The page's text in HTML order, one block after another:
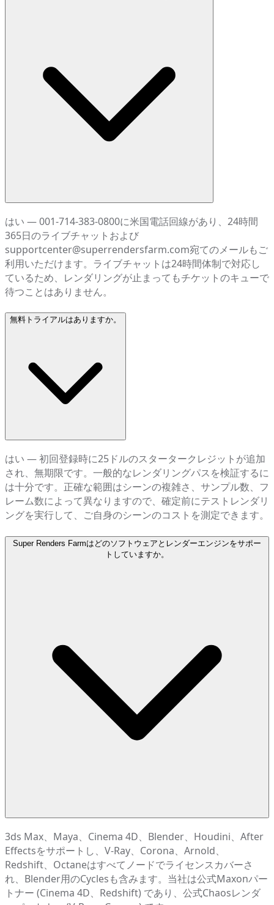
はい — 001-714-383-0800に米国電話回線があり、24時間
365日のライブチャットおよび
supportcenter@superrendersfarm.com宛てのメールもご
利用いただけます。ライブチャットは24時間体制で対応し
ているため、レンダリングが止まってもチケットのキューで
待つことはありません。
無料トライアルはありますか。
はい — 初回登録時に25ドルのスタータークレジットが追加
され、無期限です。一般的なレンダリングパスを検証するに
は十分です。正確な範囲はシーンの複雑さ、サンプル数、フ
レーム数によって異なりますので、確定前にテストレンダリ
ングを実行して、ご自身のシーンのコストを測定できます。
Super Renders Farmはどのソフトウェアとレンダーエンジンをサポー
トしていますか。
3ds Max、Maya、Cinema 4D、Blender、Houdini、After
Effectsをサポートし、V-Ray、Corona、Arnold、
Redshift、Octaneはすべてノードでライセンスカバーさ
れ、Blender用のCyclesも含みます。当社は公式Maxonパー
トナー (Cinema 4D、Redshift) であり、公式Chaosレンダ